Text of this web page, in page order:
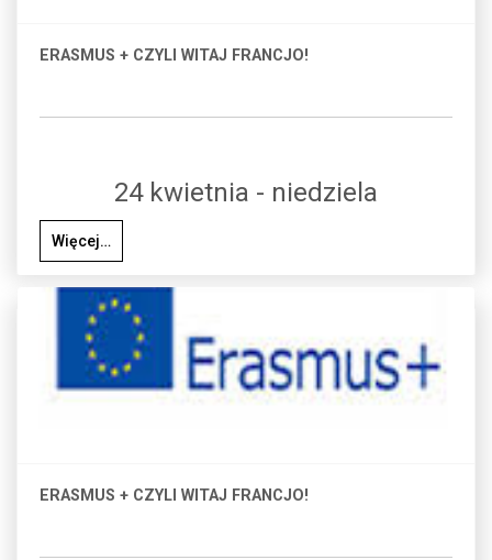
ERASMUS + CZYLI WITAJ FRANCJO!
24 kwietnia - niedziela
Więcej…
ERASMUS + CZYLI WITAJ FRANCJO!